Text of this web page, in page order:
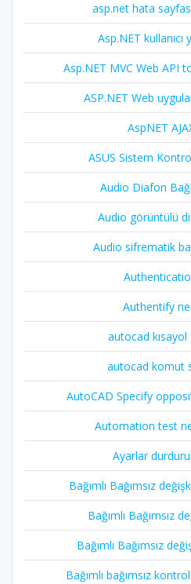
asp.net hata
Asp.NET
Asp.NET MVC Web API
ASP.NET Web
AspNET
ASUS Sistem
Audio Diafon
Audio görüntülü
Audio sifrematik
Authentify
autocad
autocad komut
AutoCAD Specify
Automation test
Ayarlar
Bağımlı Bağımsız
Bağımlı Bağımsız
Bağımlı Bağımsız
Bağımlı bağımsız